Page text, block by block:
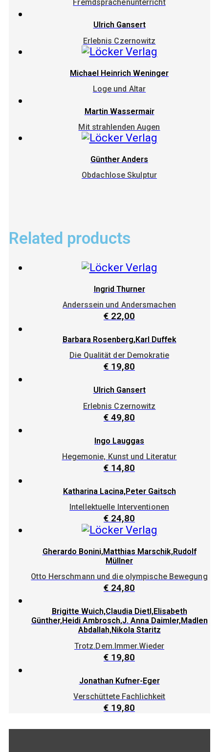
Fremdsprachenunterricht
Ulrich Gansert
Erlebnis Czernowitz
Michael Heinrich Weninger
Loge und Altar
Martin Wassermair
Mit strahlenden Augen
Günther Anders
Obdachlose Skulptur
Related products
Ingrid Thurner
Anderssein und Andersmachen
€ 22,00
Barbara Rosenberg,Karl Duffek
Die Qualität der Demokratie
€ 19,80
Ulrich Gansert
Erlebnis Czernowitz
€ 49,80
Ingo Lauggas
Hegemonie, Kunst und Literatur
€ 14,80
Katharina Lacina,Peter Gaitsch
Intellektuelle Interventionen
€ 24,80
Gherardo Bonini,Matthias Marschik,Rudolf
Müllner
Otto Herschmann und die olympische Bewegung
€ 24,80
Brigitte Wuich,Claudia Dietl,Elisabeth
Günther,Heidi Ambrosch,J. Anna Daimler,Madlen
Abdallah,Nikola Staritz
Trotz.Dem.Immer.Wieder
€ 19,80
Jonathan Kufner-Eger
Verschüttete Fachlichkeit
€ 19,80